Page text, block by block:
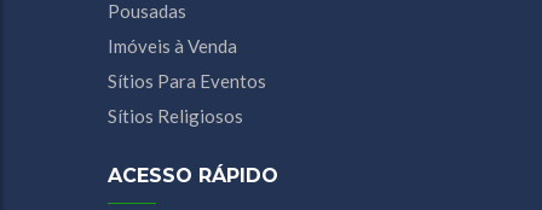
Pousadas
Imóveis à Venda
Sítios Para Eventos
Sítios Religiosos
ACESSO RÁPIDO